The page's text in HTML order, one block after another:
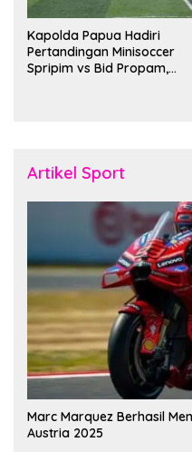
Kapolda Papua Hadiri
Pertandingan Minisoccer
Spripim vs Bid Propam,
Artikel Sport
Marc Marquez Berhasil
Austria 2025